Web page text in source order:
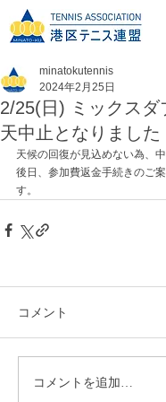
2/25(日) ミックスダ
天中止となりました
minatokutennis
2024年2月25日
天候の回復が見込めない為、
後日、参加費返金手続きのご
す。
コメント
コメントを追加…